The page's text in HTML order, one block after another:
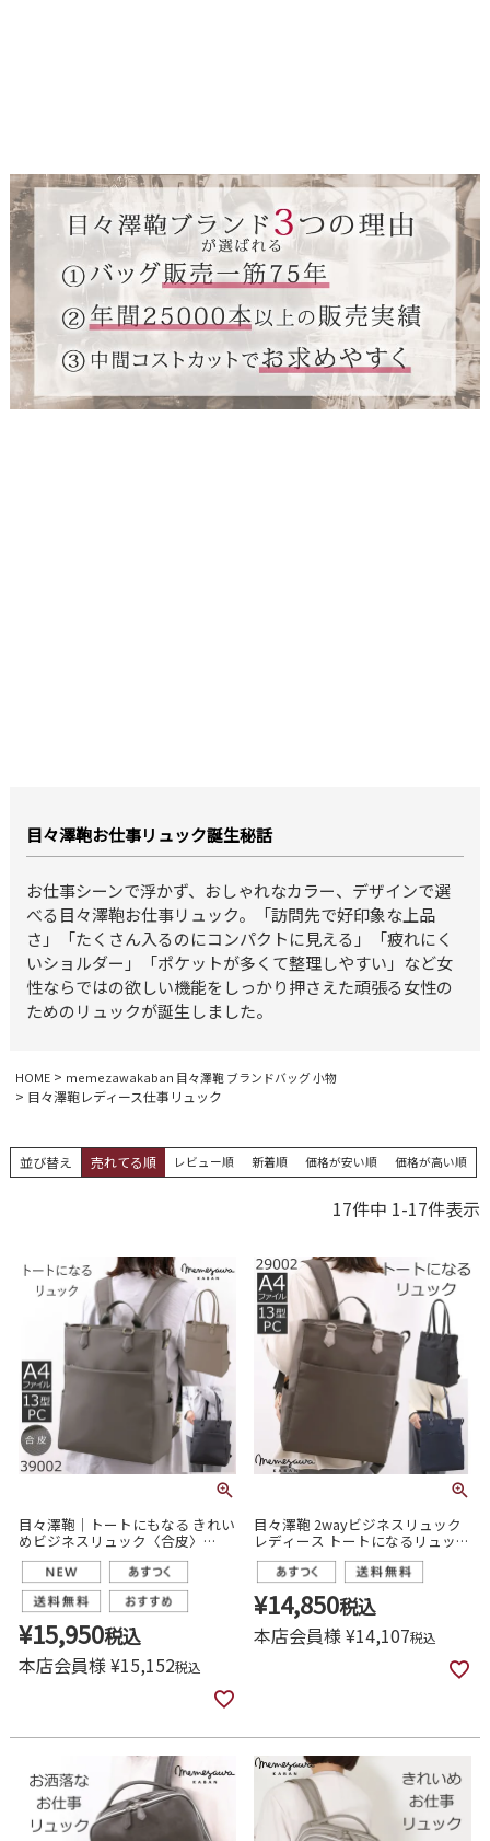
目々澤鞄お仕事リュック誕生秘話
お仕事シーンで浮かず、おしゃれなカラー、デザインで選
べる目々澤鞄お仕事リュック。「訪問先で好印象な上品
さ」「たくさん入るのにコンパクトに見える」「疲れにく
いショルダー」「ポケットが多くて整理しやすい」など女
性ならではの欲しい機能をしっかり押さえた頑張る女性の
ためのリュックが誕生しました。
HOME memezawakaban 目々澤鞄 ブランドバッグ 小物
目々澤鞄レディース仕事リュック
並び替え 売れてる順 レビュー順 新着順 価格が安い順 価格が高い順
17件中 1-17件表示
目々澤鞄｜トートにもなる きれい
めビジネスリュック〈合皮〉
39002
¥15,950税込
本店会員様¥15,152税込
目々澤鞄 2wayビジネスリュック
レディース トートになるリュック
通勤 営業 軽い A4対応 おしゃれ
PC収納 29002
¥14,850税込
本店会員様¥14,107税込